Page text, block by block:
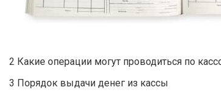
2 Какие операции могут проводиться по
3 Порядок выдачи денег из кассы